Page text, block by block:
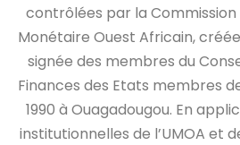
contrôlées par la Commission
Monétaire Ouest Africain,
signée des membres du
Finances des Etats membres de
1990 à Ouagadougou. En
institutionnelles de l’UMOA et